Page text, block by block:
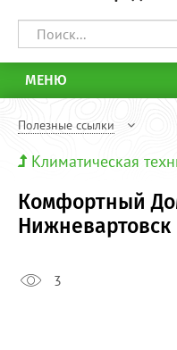
МЕНЮ
Полезные ссылки
Климатическая
Комфортный
Нижневартовск
3